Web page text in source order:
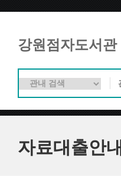
강원점자도서관
자료대출안내